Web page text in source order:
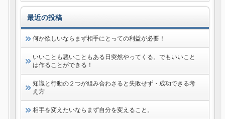
最近の投稿
何か欲しいならまず相手にとっての利益が必要！
いいことも悪いこともある日突然やってくる。でもいいこと
は作ることができる！
知識と行動の２つが組み合わさると失敗せず・成功できる考
え方
相手を変えたいならまず自分を変えること。